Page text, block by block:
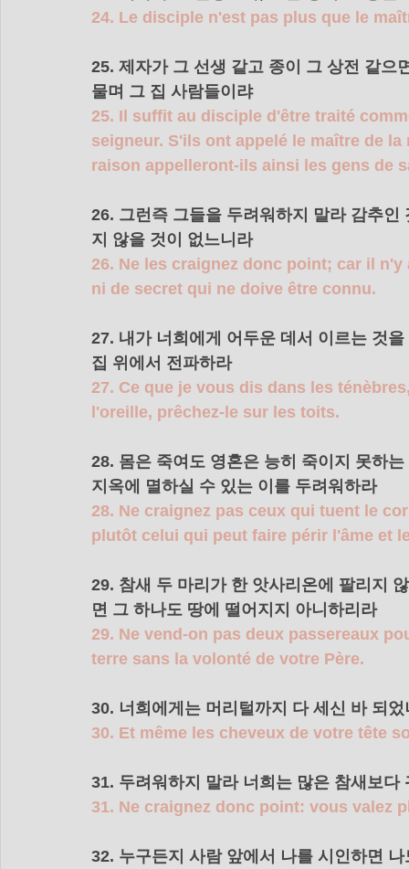
24. Le disciple n'est pas plus que le
25. 제자가 그 선생 같고 종이 그 상전 같으
물며 그 집 사람들이랴
25. Il suffit au disciple d'être traité
seigneur. S'ils ont appelé le maître de
raison appelleront-ils ainsi les gens de
26. 그런즉 그들을 두려워하지 말라 감추
지 않을 것이 없느니라
26. Ne les craignez donc point; car il
ni de secret qui ne doive être connu.
27. 내가 너희에게 어두운 데서 이르는 것
집 위에서 전파하라
27. Ce que je vous dis dans les
l'oreille, prêchez-le sur les toits.
28. 몸은 죽여도 영혼은 능히 죽이지 못하
지옥에 멸하실 수 있는 이를 두려워하라
28. Ne craignez pas ceux qui tuent le
plutôt celui qui peut faire périr l'âme et
29. 참새 두 마리가 한 앗사리온에 팔리지
면 그 하나도 땅에 떨어지지 아니하리라
29. Ne vend-on pas deux passereaux
terre sans la volonté de votre Père.
30. 너희에게는 머리털까지 다 세신 바 되
30. Et même les cheveux de votre tête
31. 두려워하지 말라 너희는 많은 참새보다
31. Ne craignez donc point: vous valez
32. 누구든지 사람 앞에서 나를 시인하면